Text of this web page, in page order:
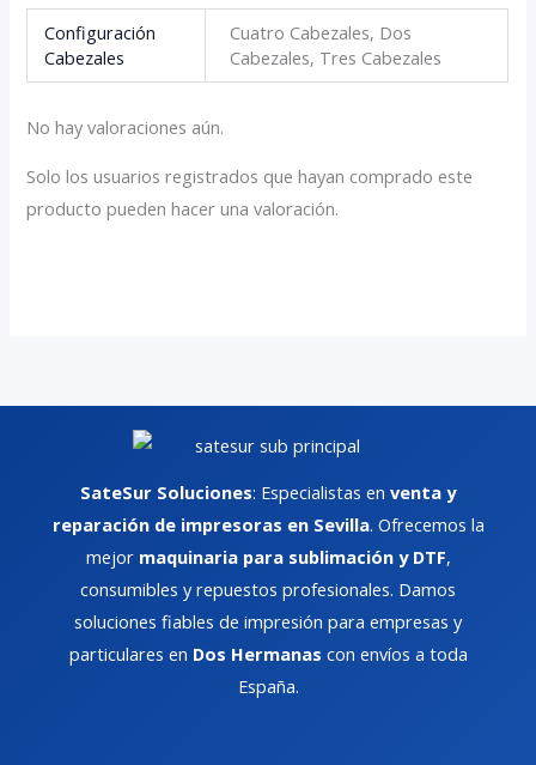
Configuración
Cabezales
Cuatro Cabezales, Dos
Cabezales, Tres Cabezales
No hay valoraciones aún.
Solo los usuarios registrados que hayan comprado este
producto pueden hacer una valoración.
SateSur Soluciones: Especialistas en venta y
reparación de impresoras en Sevilla. Ofrecemos la
mejor maquinaria para sublimación y DTF,
consumibles y repuestos profesionales. Damos
soluciones fiables de impresión para empresas y
particulares en Dos Hermanas con envíos a toda
España.